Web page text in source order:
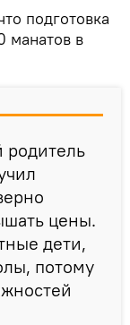
подготовка
манатов в
родитель
цены.
дети,
потому